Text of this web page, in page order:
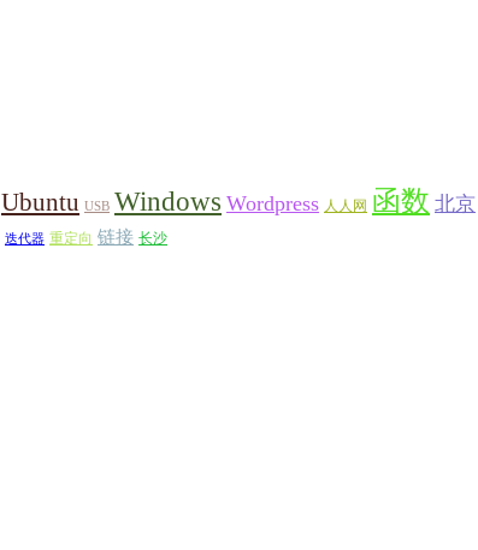
Ubuntu USB Windows Wordpress 人人网 函数 北京
迭代器 重定向 链接 长沙